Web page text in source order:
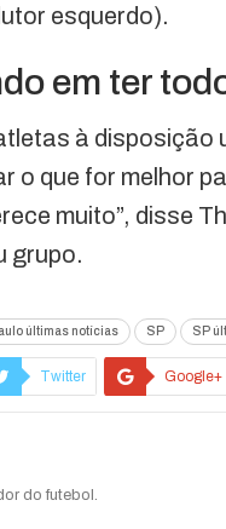
esquerdo).
em ter
à
o que for melhor
muito”, disse
grupo.
últimas notícias SP SP
Twitter Google+
do futebol.